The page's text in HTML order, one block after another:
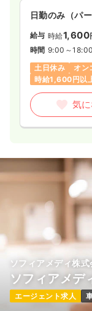
日勤のみ（パー
給与 時給1,600
時間 9:00～18:00
土日休み
オン
時給1,600円以
気
ソフィアメディ株式
ソフィアメデ
エージェント求人